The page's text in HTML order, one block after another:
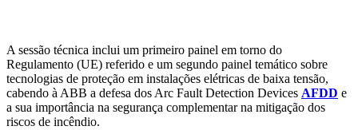
A sessão técnica inclui um primeiro painel em torno do
Regulamento (UE) referido e um segundo painel temático sobre
tecnologias de proteção em instalações elétricas de baixa tensão,
cabendo à ABB a defesa dos Arc Fault Detection Devices AFDD e
a sua importância na segurança complementar na mitigação dos
riscos de incêndio.